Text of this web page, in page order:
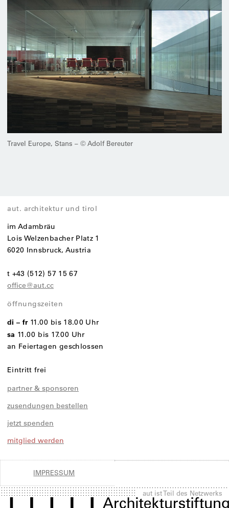
Travel Europe, Stans – © Adolf Bereuter
aut. architektur und tirol
im Adambräu
Lois Welzenbacher Platz 1
6020 Innsbruck, Austria
t +43 (512) 57 15 67
office@aut.cc
öffnungszeiten
di – fr 11.00 bis 18.00 Uhr
sa 11.00 bis 17.00 Uhr
an Feiertagen geschlossen
Eintritt frei
partner & sponsoren
zusendungen bestellen
jetzt spenden
mitglied werden
IMPRESSUM
aut ist Teil des Netzwerks